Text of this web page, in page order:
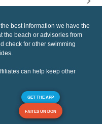
best information we have the
the beach or advisories from
check for other swimming
can help keep other
GET THE APP
FAITES UN DON